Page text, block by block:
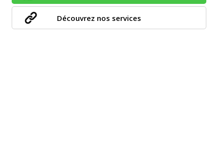
Découvrez nos services